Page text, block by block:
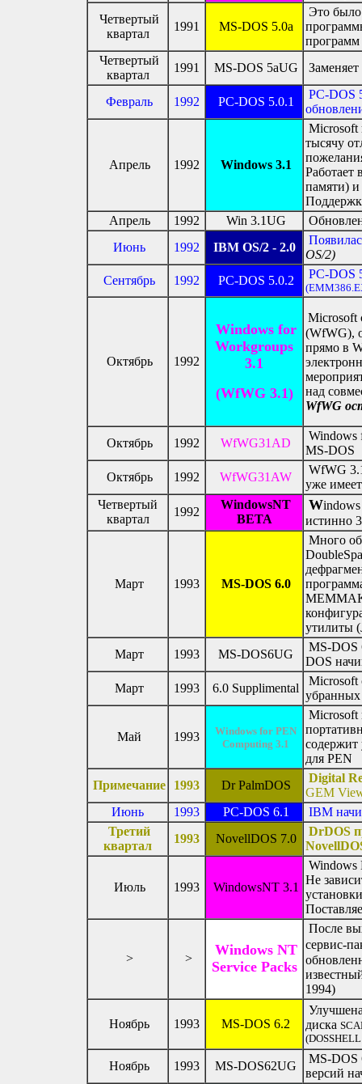
Четвертый
квартал
1991 MS-DOS 5.0a
Это
программ
Четвертый
квартал
1991 MS-DOS 5aUG
Февраль 1992 PC-DOS 5.0.1
PC-DOS
Апрель 1992 Windows 3.1
Microsoft
тысячу
памяти)
Апрель
1992 Win 3.1UG
Июнь
1992 IBM OS/2 - 2.0
OS/2)
Сентябрь
1992 PC-DOS 5.0.2 PC-DOS
Октябрь 1992
Windows for
Workgroups
3.1
(WfWG 3.1)
Microsoft
(WfWG),
прямо в
над
WfWG
Октябрь 1992 WfWG31AD
Windows
MS-DOS
Октябрь
1992 WfWG31AW
WfWG
уже
Четвертый
квартал
1992
WindowsNT
BETA
W
истинно
Март 1993 MS-DOS 6.0
Много
утилиты
Март
1993 MS-DOS6UG
MS-DOS
DOS
Март
1993 6.0 Supplimental
Microsoft
Май 1993
Windows for PEN
Computing 3.1
Microsoft
содержит
для PEN
Примечание
1993 Dr PalmDOS
Digital
GEM
Июнь
1993 PC-DOS 6.1
IBM
Третий
квартал
1993 NovellDOS 7.0
DrDOS
Июль 1993 WindowsNT 3.1
Windows
Не
> >
Windows NT
Service Packs
После
сервис-
1994)
Ноябрь 1993 MS-DOS 6.2
диска
Ноябрь 1993 MS-DOS62UG
MS-DOS
версий